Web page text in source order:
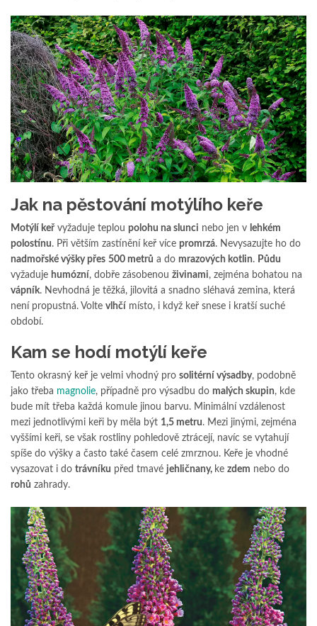
Jak na pěstování motýlího keře
Motýlí keř vyžaduje teplou polohu na slunci nebo jen v lehkém
polostínu. Při větším zastínění keř více promrzá. Nevysazujte ho do
nadmořské výšky přes 500 metrů a do mrazových kotlin. Půdu
vyžaduje humózní, dobře zásobenou živinami, zejména bohatou na
vápník. Nevhodná je těžká, jílovitá a snadno sléhavá zemina, která
není propustná. Volte vlhčí místo, i když keř snese i kratší suché
období.
Kam se hodí motýlí keře
Tento okrasný keř je velmi vhodný pro solitérní výsadby, podobně
jako třeba magnolie, případně pro výsadbu do malých skupin, kde
bude mít třeba každá komule jinou barvu. Minimální vzdálenost
mezi jednotlivými keři by měla být 1,5 metru. Mezi jinými, zejména
vyššími keři, se však rostliny pohledově ztrácejí, navíc se vytahují
spíše do výšky a často také časem celé zmrznou. Keře je vhodné
vysazovat i do trávníku před tmavé jehličnany, ke zdem nebo do
rohů zahrady.